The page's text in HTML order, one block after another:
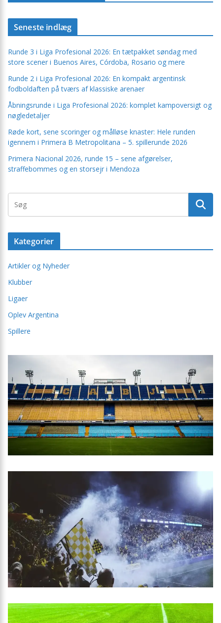
Seneste indlæg
Runde 3 i Liga Profesional 2026: En tætpakket søndag med
store scener i Buenos Aires, Córdoba, Rosario og mere
Runde 2 i Liga Profesional 2026: En kompakt argentinsk
fodboldaften på tværs af klassiske arenaer
Åbningsrunde i Liga Profesional 2026: komplet kampoversigt og
nøgledetaljer
Røde kort, sene scoringer og målløse knaster: Hele runden
igennem i Primera B Metropolitana – 5. spillerunde 2026
Primera Nacional 2026, runde 15 – sene afgørelser,
straffebommes og en storsejr i Mendoza
Kategorier
Artikler og Nyheder
Klubber
Ligaer
Oplev Argentina
Spillere